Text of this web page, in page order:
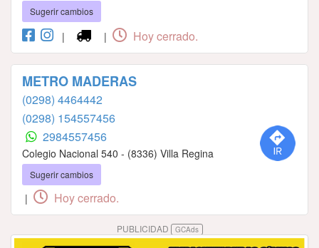
Sugerir cambios
| | Hoy cerrado.
METRO MADERAS
(0298) 4464442
(0298) 154557456
2984557456
Colegio Nacional 540 - (8336) Villa Regina
Sugerir cambios
| Hoy cerrado.
PUBLICIDAD GCAds